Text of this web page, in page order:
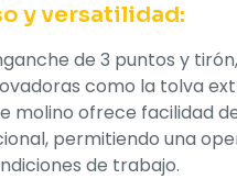
y versatilidad:
de 3 puntos y
como la tolva
molino ofrece facilidad
permitiendo una
de trabajo.